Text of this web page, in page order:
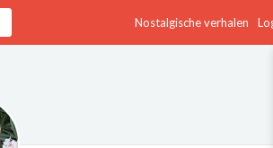
Nostalgische verhalen